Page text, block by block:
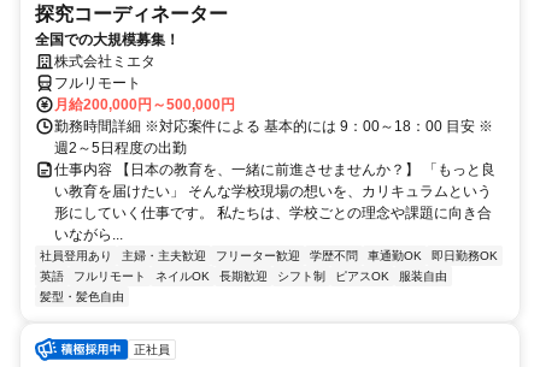
探究コーディネーター
全国での大規模募集！
株式会社ミエタ
フルリモート
月給200,000円～500,000円
勤務時間詳細 ※対応案件による 基本的には 9：00～18：00 目安 ※
週2～5日程度の出勤
仕事内容 【日本の教育を、一緒に前進させませんか？】 「もっと良
い教育を届けたい」 そんな学校現場の想いを、カリキュラムという
形にしていく仕事です。 私たちは、学校ごとの理念や課題に向き合
いながら...
社員登用あり 主婦・主夫歓迎 フリーター歓迎 学歴不問 車通勤OK
即日勤務OK
英語
フルリモート ネイルOK 長期歓迎 シフト制 ピアスOK
服装自由
髪型・髪色自由
正社員